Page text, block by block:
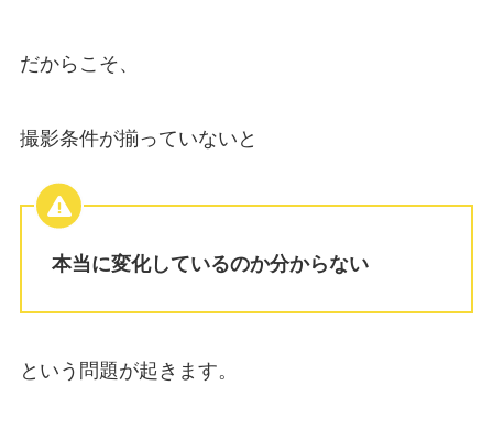
だからこそ、
撮影条件が揃っていないと
本当に変化しているのか分からない
という問題が起きます。